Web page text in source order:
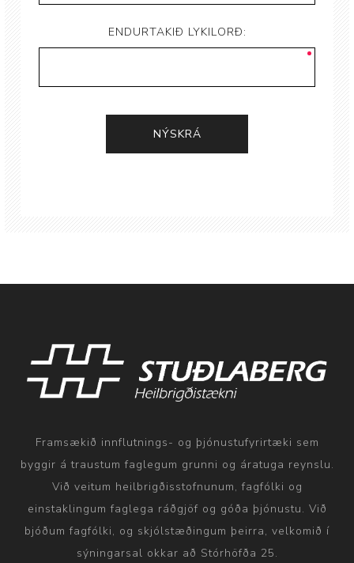
ENDURTAKIÐ LYKILORÐ:
Framsækið innflutnings- og þjónustufyrirtæki sem
byggir á traustum faglegum grunni og áratuga reynslu.
Við veitum heilbrigðisstofnunum, fagfólki og
einstaklingum faglega ráðgjöf og góða þjónustu. Við
bjóðum fagfólki, og skjólstæðingum þeirra, velkomið í
sýningarsal okkar að Stórhöfða 25.